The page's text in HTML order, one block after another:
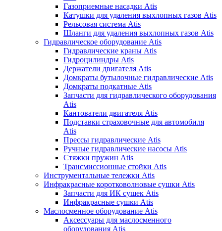
Газоприемные насадки Atis
Катушки для удаления выхлопных газов Atis
Рельсовая система Atis
Шланги для удаления выхлопных газов Atis
Гидравлическое оборудование Atis
Гидравлические краны Atis
Гидроцилиндры Atis
Держатели двигателя Atis
Домкраты бутылочные гидравлические Atis
Домкраты подкатные Atis
Запчасти для гидравлического оборудования
Atis
Кантователи двигателя Atis
Подставки страховочные для автомобиля
Atis
Прессы гидравлические Atis
Ручные гидравлические насосы Atis
Стяжки пружин Atis
Трансмиссионные стойки Atis
Инструментальные тележки Atis
Инфракрасные коротковолновые сушки Atis
Запчасти для ИК сушек Atis
Инфракрасные сушки Atis
Маслосменное оборудование Atis
Аксессуары для маслосменного
оборудования Atis